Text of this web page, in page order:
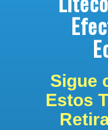
Sigue
Estos